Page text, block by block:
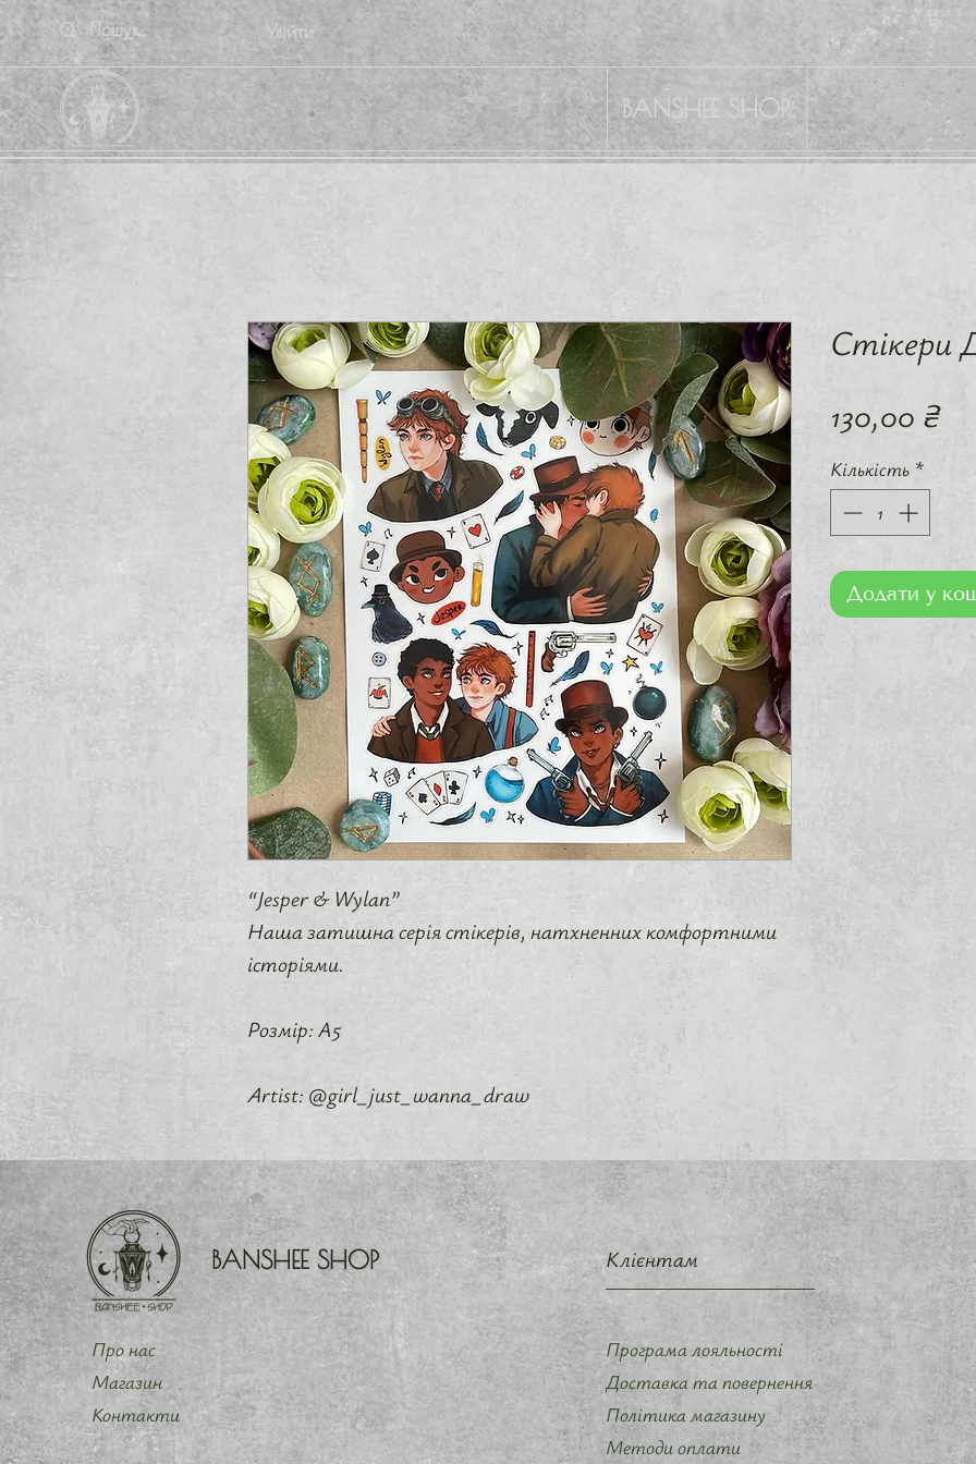
Увійти
BANSHEE SHOP
“Jesper & Wylan”
Наша затишна серія стікерів, натхненних комфортними
історіями.
Розмір: А5
Artist: @girl_just_wanna_draw
Стікери
130,00 ₴
Кількість *
Додати у
BANSHEE SHOP
Про нас
Магазин
Контакти
Клієнтам
Програма лояльності
Доставка та повернення
Політика магазину
Методи оплати